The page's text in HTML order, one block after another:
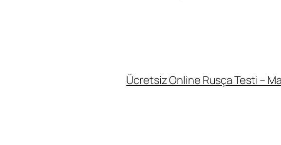
Ücretsiz Online Rusça Testi –